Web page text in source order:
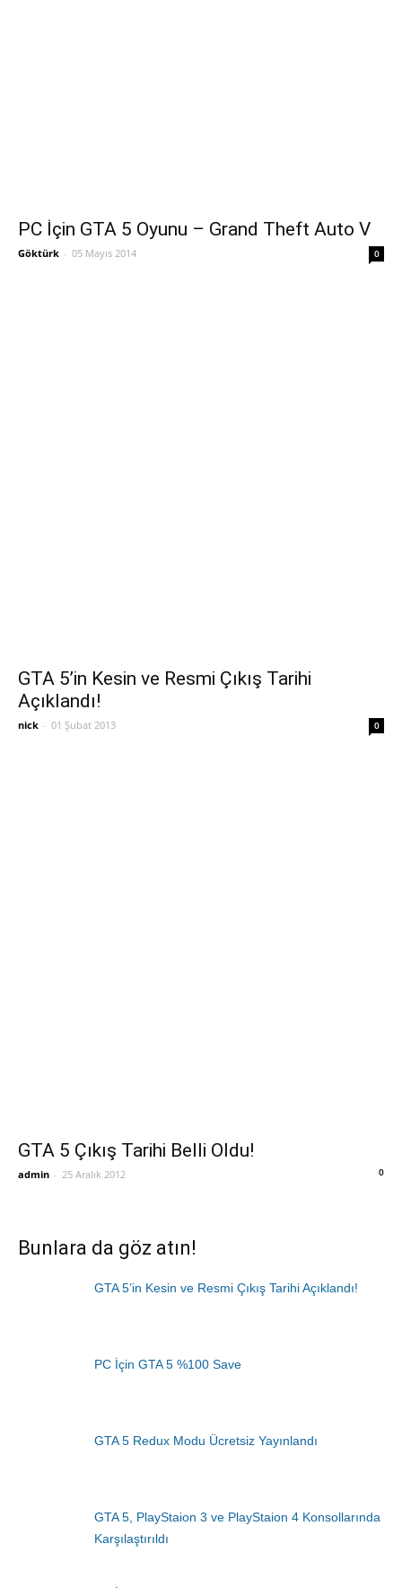
PC İçin GTA 5 Oyunu – Grand Theft Auto V
Göktürk - 05 Mayıs 2014 0
GTA 5’in Kesin ve Resmi Çıkış Tarihi
Açıklandı!
nick - 01 Şubat 2013 0
GTA 5 Çıkış Tarihi Belli Oldu!
admin - 25 Aralık 2012 0
Bunlara da göz atın!
GTA 5’in Kesin ve Resmi Çıkış Tarihi Açıklandı!
PC İçin GTA 5 %100 Save
GTA 5 Redux Modu Ücretsiz Yayınlandı
GTA 5, PlayStaion 3 ve PlayStaion 4 Konsollarında
Karşılaştırıldı